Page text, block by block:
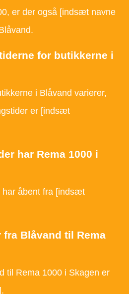
er der også [indsæt navne
for butikkerne i
i Blåvand varierer,
er [indsæt
har Rema 1000 i
har åbent fra [indsæt
fra Blåvand til Rema
til Rema 1000 i Skagen er